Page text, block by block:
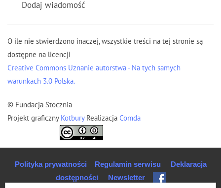
Dodaj wiadomość
O ile nie stwierdzono inaczej, wszystkie treści na tej stronie są
dostępne na licencji
Creative Commons Uznanie autorstwa - Na tych samych
warunkach 3.0 Polska.
© Fundacja Stocznia
Projekt graficzny Kotbury Realizacja Comda
Polityka prywatności Regulamin serwisu
Deklaracja
dostępności
Newsletter